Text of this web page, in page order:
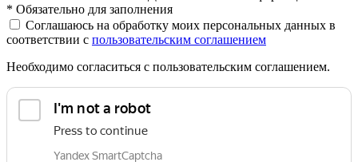
* Обязательно для заполнения
Соглашаюсь на обработку моих персональных данных в
соответствии с пользовательским соглашением
Необходимо согласиться с пользовательским соглашением.